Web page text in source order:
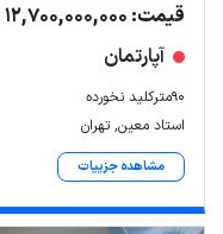
قیمت: 12,700,000,000 تومان
آپارتمان
۹۰مترکلید نخورده
استاد معین, تهران
مشاهده جزییات